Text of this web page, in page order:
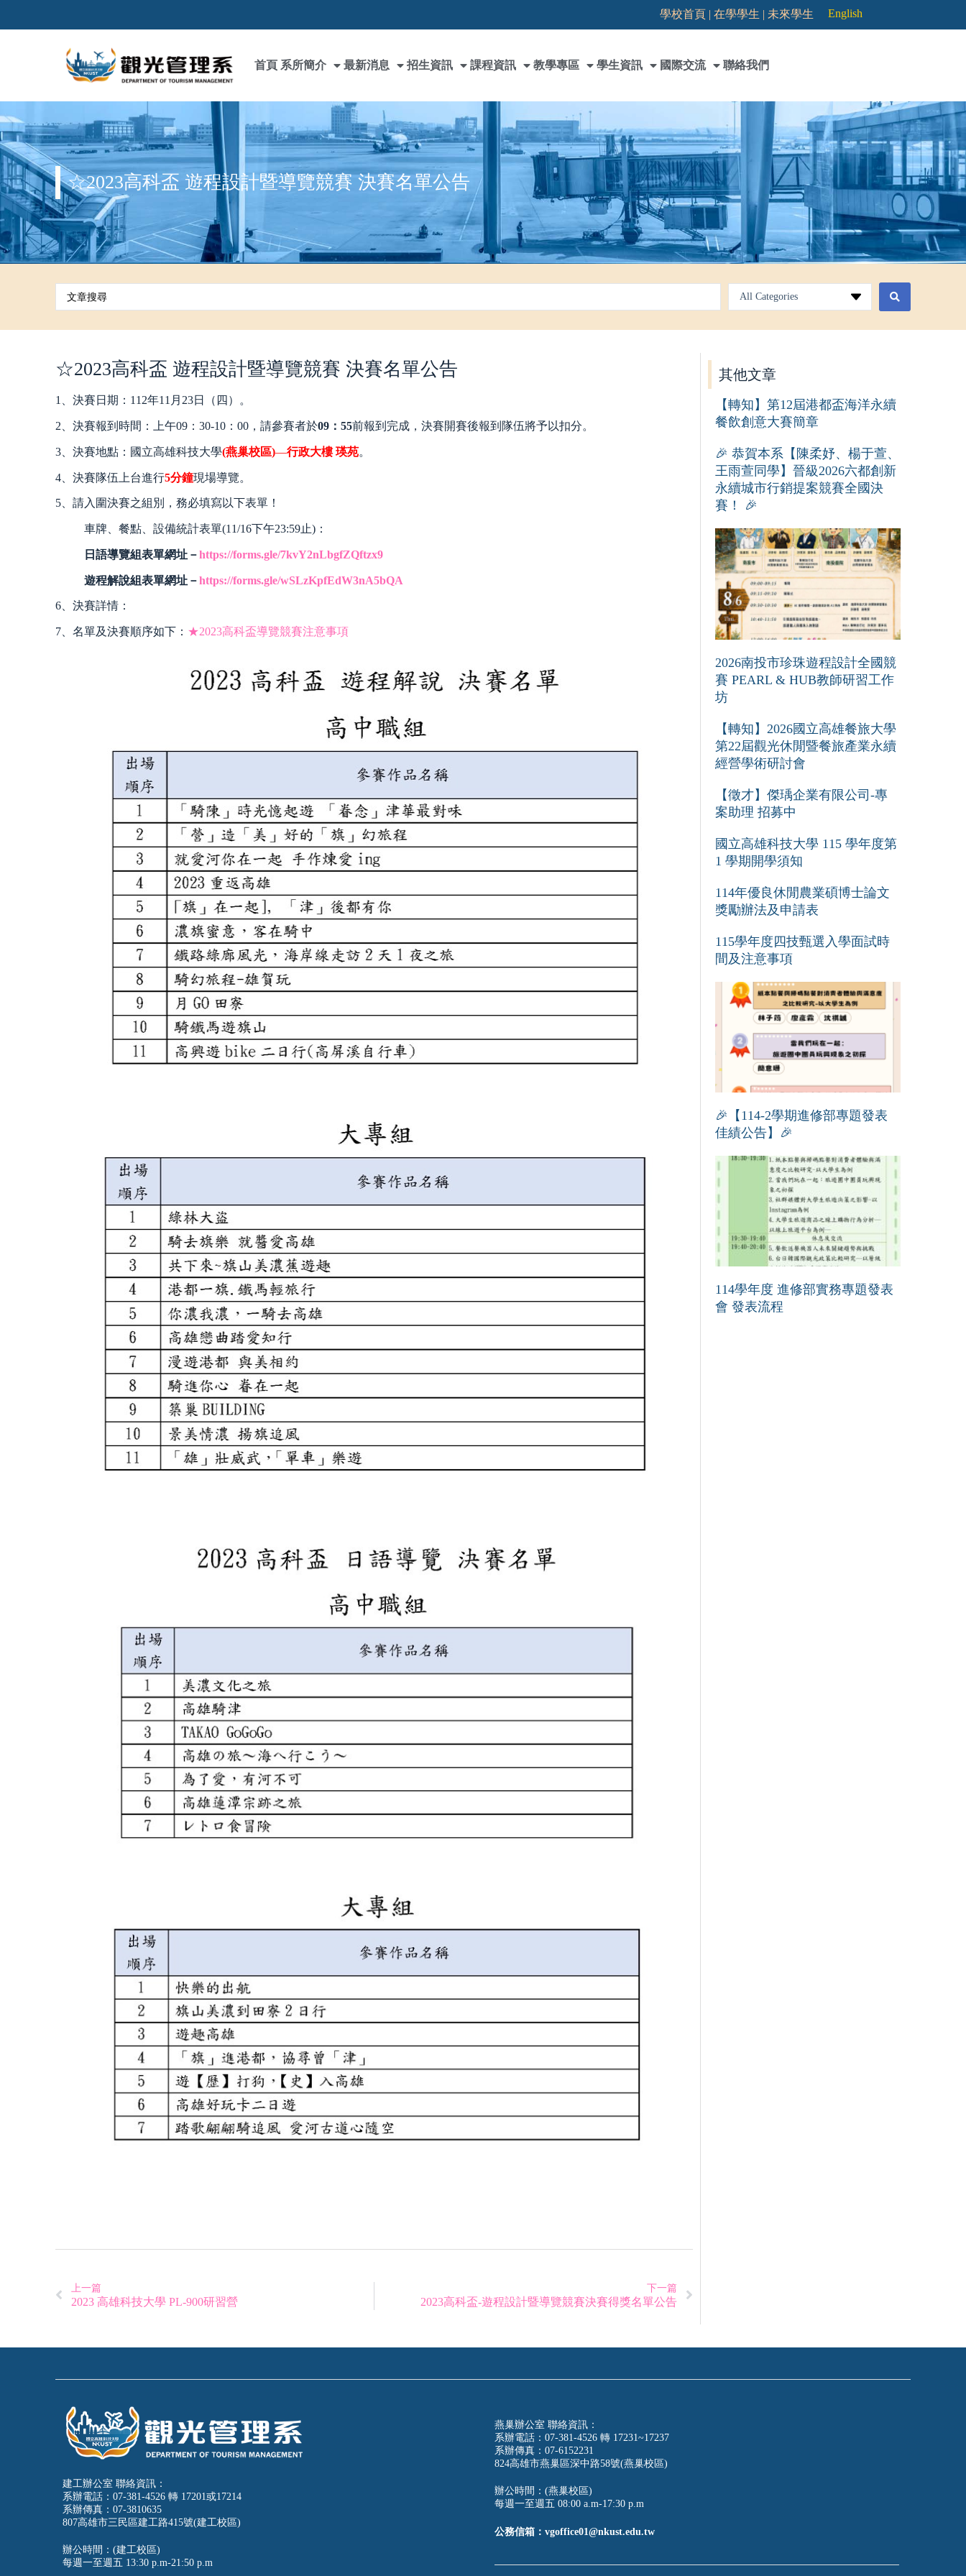
學校首頁 |在學學生 | 未來學生 English
首頁 系所簡介 最新消息 招生資訊 課程資訊 教學專區 學生資訊 國際交流 聯絡我們
☆2023高科盃 遊程設計暨導覽競賽 決賽名單公告
All Categories
☆2023高科盃 遊程設計暨導覽競賽 決賽名單公告
1、決賽日期：112年11月23日（四）。
2、決賽報到時間：上午09：30-10：00，請參賽者於09：55前報到完成，決賽開賽後報到隊伍將予以扣分。
3、決賽地點：國立高雄科技大學(燕巢校區)—行政大樓 瑛苑。
4、決賽隊伍上台進行5分鐘現場導覽。
5、請入圍決賽之組別，務必填寫以下表單！
車牌、餐點、設備統計表單(11/16下午23:59止)：
日語導覽組表單網址－https://forms.gle/7kvY2nLbgfZQftzx9
遊程解說組表單網址－https://forms.gle/wSLzKpfEdW3nA5bQA
6、決賽詳情：
7、名單及決賽順序如下： ★2023高科盃導覽競賽注意事項
上一篇
2023 高雄科技大學 PL-900研習營
下一篇
2023高科盃-遊程設計暨導覽競賽決賽得獎名單公告
其他文章
【轉知】第12屆港都盃海洋永續
餐飲創意大賽簡章
🎉 恭賀本系【陳柔妤、楊于萱、
王雨萱同學】晉級2026六都創新
永續城市行銷提案競賽全國決
賽！ 🎉
2026南投市珍珠遊程設計全國競
賽 PEARL & HUB教師研習工作
坊
【轉知】2026國立高雄餐旅大學
第22屆觀光休閒暨餐旅產業永續
經營學術研討會
【徵才】傑瑀企業有限公司-專
案助理 招募中
國立高雄科技大學 115 學年度第
1 學期開學須知
114年優良休閒農業碩博士論文
獎勵辦法及申請表
115學年度四技甄選入學面試時
間及注意事項
🎉【114-2學期進修部專題發表
佳績公告】🎉
114學年度 進修部實務專題發表
會 發表流程
建工辦公室 聯絡資訊：
系辦電話：07-381-4526 轉 17201或17214
系辦傳真：07-3810635
807高雄市三民區建工路415號(建工校區)
辦公時間：(建工校區)
每週一至週五 13:30 p.m-21:50 p.m
燕巢辦公室 聯絡資訊：
系辦電話：07-381-4526 轉 17231~17237
系辦傳真：07-6152231
824高雄市燕巢區深中路58號(燕巢校區)
辦公時間：(燕巢校區)
每週一至週五 08:00 a.m-17:30 p.m
公務信箱：vgoffice01@nkust.edu.tw